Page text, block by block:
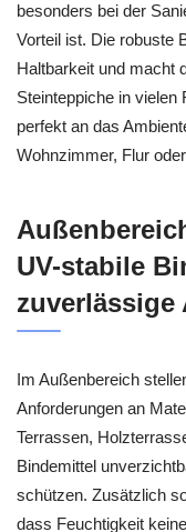
besonders bei der
Vorteil ist. Die robuste
Haltbarkeit und macht
Steinteppiche in
perfekt an das
Wohnzimmer, Flur
UV-stabile
zuverlässige
Im Außenbereich
Anforderungen an
Terrassen,
Bindemittel
schützen. Zusätzlich
dass Feuchtigkeit